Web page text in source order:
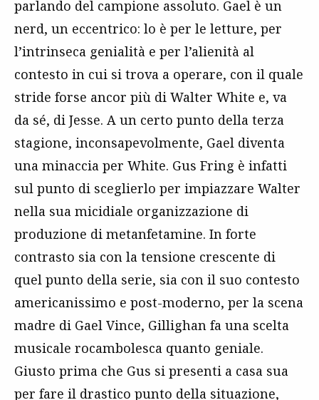
parlando del campione assoluto. Gael è un
nerd, un eccentrico: lo è per le letture, per
l’intrinseca genialità e per l’alienità al
contesto in cui si trova a operare, con il quale
stride forse ancor più di Walter White e, va
da sé, di Jesse. A un certo punto della terza
stagione, inconsapevolmente, Gael diventa
una minaccia per White. Gus Fring è infatti
sul punto di sceglierlo per impiazzare Walter
nella sua micidiale organizzazione di
produzione di metanfetamine. In forte
contrasto sia con la tensione crescente di
quel punto della serie, sia con il suo contesto
americanissimo e post-moderno, per la scena
madre di Gael Vince, Gillighan fa una scelta
musicale rocambolesca quanto geniale.
Giusto prima che Gus si presenti a casa sua
per fare il drastico punto della situazione,